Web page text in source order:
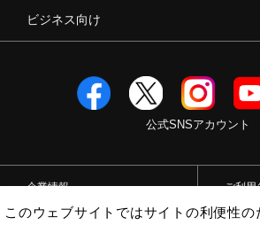
ビジネス向け
公式SNSアカウント
企業情報 ご利用
このウェブサイトではサイトの利便性